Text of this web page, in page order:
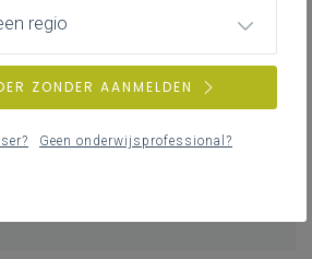
ondersteunende documenten,
regio
ZONDER AANMELDEN
Geen onderwijsprofessional?